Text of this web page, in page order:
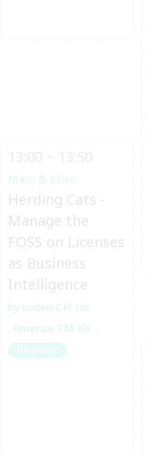
Main & Misc.
Herding Cats -
Manage the
FOSS on Licenses
as Business
Intelligence
Lucien C.H. Lin
Florence T.M. Ko
Beginner